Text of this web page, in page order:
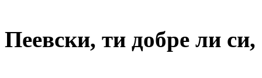
Пеевски, ти добре ли си,